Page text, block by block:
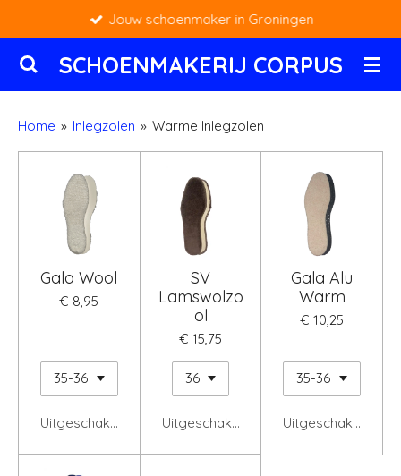
naar
de
SCHOENMAKERIJ CORPUS
Jouw schoenmaker in Groningen
Home » Inlegzolen » Warme Inlegzolen
Gala Wool
€ 8,95
Uitgeschakeld
SV
Lamswolzo
ol
€ 15,75
Uitgeschakeld
Gala Alu
Warm
€ 10,25
Uitgeschakeld